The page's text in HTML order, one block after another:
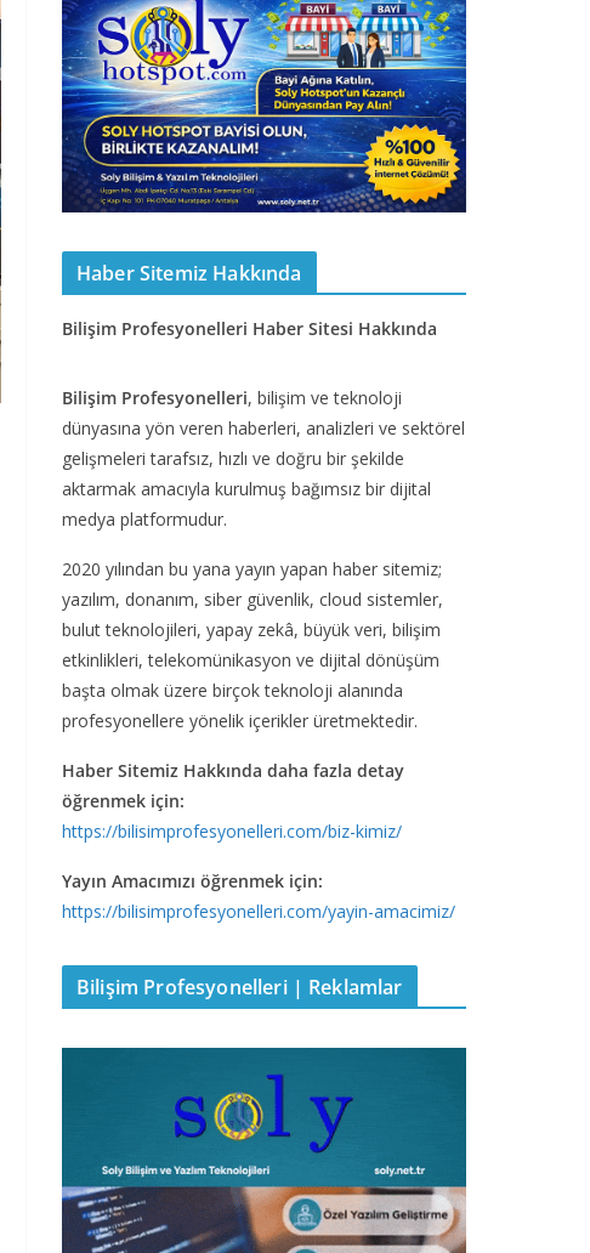
Haber Sitemiz Hakkında
Bilişim Profesyonelleri Haber Sitesi Hakkında
Bilişim Profesyonelleri, bilişim ve teknoloji
dünyasına yön veren haberleri, analizleri ve sektörel
gelişmeleri tarafsız, hızlı ve doğru bir şekilde
aktarmak amacıyla kurulmuş bağımsız bir dijital
medya platformudur.
2020 yılından bu yana yayın yapan haber sitemiz;
yazılım, donanım, siber güvenlik, cloud sistemler,
bulut teknolojileri, yapay zekâ, büyük veri, bilişim
etkinlikleri, telekomünikasyon ve dijital dönüşüm
başta olmak üzere birçok teknoloji alanında
profesyonellere yönelik içerikler üretmektedir.
Haber Sitemiz Hakkında daha fazla detay
öğrenmek için:
https://bilisimprofesyonelleri.com/biz-kimiz/
Yayın Amacımızı öğrenmek için:
https://bilisimprofesyonelleri.com/yayin-amacimiz/
Bilişim Profesyonelleri | Reklamlar